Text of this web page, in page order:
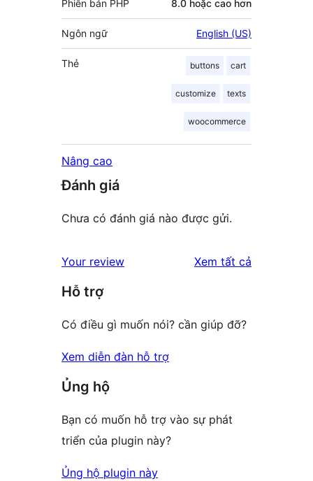
Phiên bản PHP 8.0 hoặc cao hơn
Ngôn ngữ English (US)
Thẻ buttons cart
customize texts
woocommerce
Nâng cao
Đánh giá
Chưa có đánh giá nào được gửi.
Your review Xem tất cả
Hỗ trợ
Có điều gì muốn nói? cần giúp đỡ?
Xem diễn đàn hỗ trợ
Ủng hộ
Bạn có muốn hỗ trợ vào sự phát
triển của plugin này?
Ủng hộ plugin này